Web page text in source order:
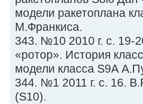
модели ракетоплана
М.Франкиса.
343. №10 2010 г. с. 19-
«ротор». История
модели класса S9А
344. №1 2011 г. с. 16.
(S10).